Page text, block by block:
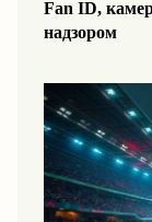
Fan ID,
надзором